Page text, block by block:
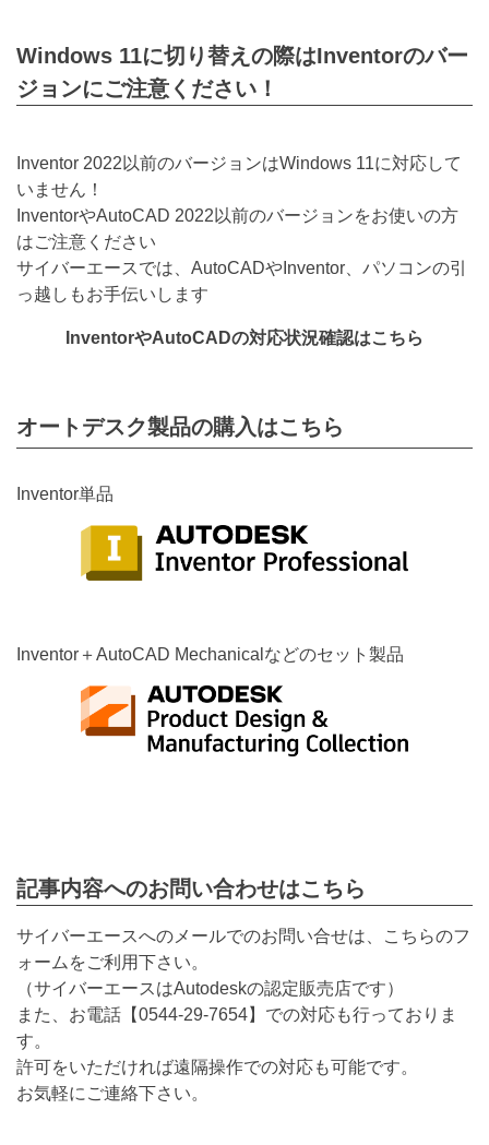
Windows 11に切り替えの際はInventorのバー
ジョンにご注意ください！
Inventor 2022以前のバージョンはWindows 11に対応して
いません！
InventorやAutoCAD 2022以前のバージョンをお使いの方
はご注意ください
サイバーエースでは、AutoCADやInventor、パソコンの引
っ越しもお手伝いします
InventorやAutoCADの対応状況確認はこちら
オートデスク製品の購入はこちら
Inventor単品
Inventor＋AutoCAD Mechanicalなどのセット製品
記事内容へのお問い合わせはこちら
サイバーエースへのメールでのお問い合せは、こちらのフ
ォームをご利用下さい。
（サイバーエースはAutodeskの認定販売店です）
また、お電話【0544-29-7654】での対応も行っておりま
す。
許可をいただければ遠隔操作での対応も可能です。
お気軽にご連絡下さい。